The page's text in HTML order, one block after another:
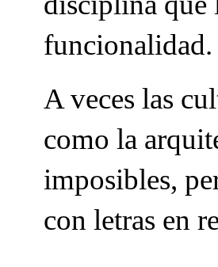
funcionalidad.
A veces las
como la
imposibles,
con letras en